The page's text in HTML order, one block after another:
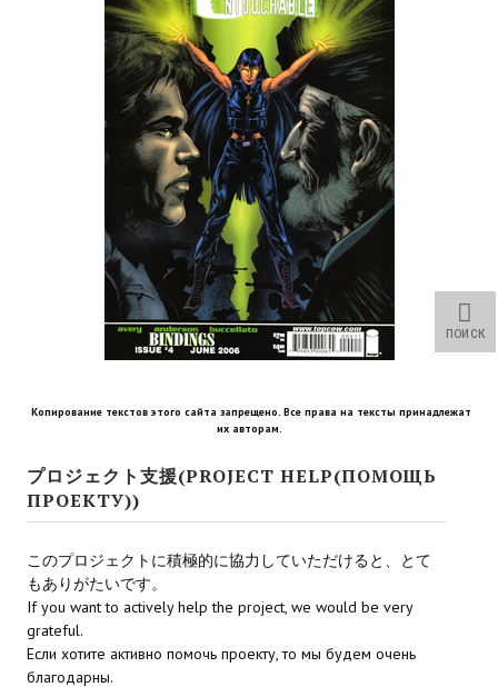
Расширенная версия Х3
REBalance
Работы Kuroneko
Doom 3 Remaster Fan Edition
X2 - The Threat Remaster Fan Edition
Quake III Arena Remaster Fan Edition
Star Trek Voyager Elite Force Remaster Fan Edition
Sacred Gold Remaster Fan Edition
Aliens versus Predator 1 Remaster Fan Edition
Age of Pirates: Caribbean Tales Remaster Fan Edition
Корсары 3 Сундук мертвеца Remaster Fan Edition
Sea Dogs - City of Abandoned Ships Remaster Fan Edition
Sea Dogs Remaster Fan Edition
НОВОСТИ ПОРТАЛА
Копирование текстов этого сайта запрещено. Все права на тексты принадлежат
их авторам.
プロジェクト支援(PROJECT HELP(ПОМОЩЬ
ПРОЕКТУ))
このプロジェクトに積極的に協力していただけると、とて
もありがたいです。
If you want to actively help the project, we would be very
grateful.
Если хотите активно помочь проекту, то мы будем очень
благодарны.
ПОИСК